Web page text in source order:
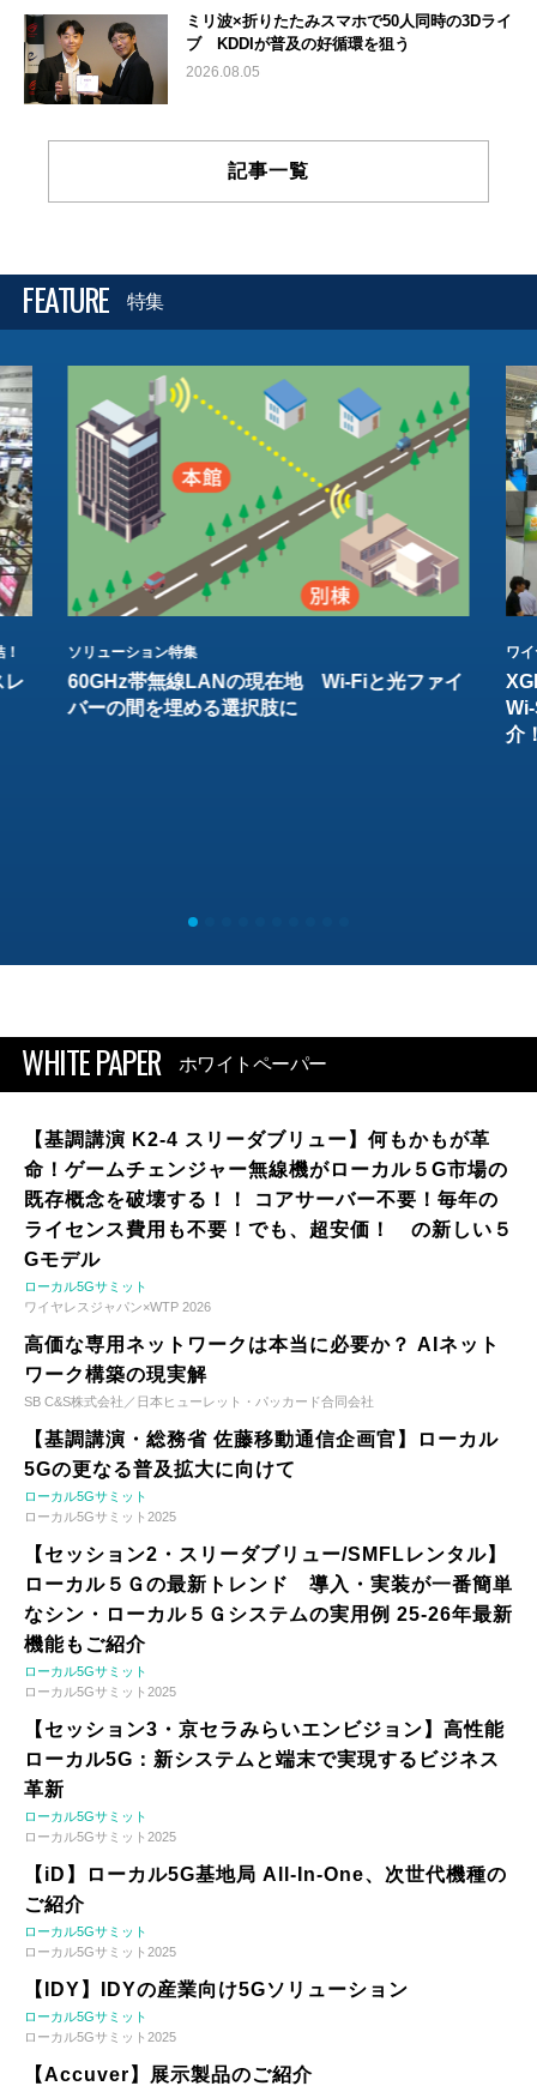
ミリ波×折りたたみスマホで50人同時の3Dライ
ブ KDDIが普及の好循環を狙う
2026.08.05
記事一覧
FEATURE 特集
レ
ソリューション特集
60GHz帯無線LANの現在地 Wi-Fiと光ファイ
バーの間を埋める選択肢に
ワ
介
WHITE PAPER ホワイトペーパー
【基調講演 K2-4 スリーダブリュー】何もかもが革
命！ゲームチェンジャー無線機がローカル５G市場の
既存概念を破壊する！！ コアサーバー不要！毎年の
ライセンス費用も不要！でも、超安価！ の新しい５
Gモデル
ローカル5Gサミット
ワイヤレスジャパン×WTP 2026
高価な専用ネットワークは本当に必要か？ AIネット
ワーク構築の現実解
SB C&S株式会社／日本ヒューレット・パッカード合同会社
【基調講演・総務省 佐藤移動通信企画官】ローカル
5Gの更なる普及拡大に向けて
ローカル5Gサミット
ローカル5Gサミット2025
【セッション2・スリーダブリュー/SMFLレンタル】
ローカル５Ｇの最新トレンド 導入・実装が一番簡単
なシン・ローカル５Ｇシステムの実用例 25-26年最新
機能もご紹介
ローカル5Gサミット
ローカル5Gサミット2025
【セッション3・京セラみらいエンビジョン】高性能
ローカル5G：新システムと端末で実現するビジネス
革新
ローカル5Gサミット
ローカル5Gサミット2025
【iD】ローカル5G基地局 All-In-One、次世代機種の
ご紹介
ローカル5Gサミット
ローカル5Gサミット2025
【IDY】IDYの産業向け5Gソリューション
ローカル5Gサミット
ローカル5Gサミット2025
【Accuver】展示製品のご紹介